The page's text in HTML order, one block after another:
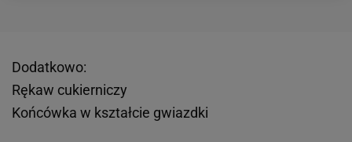
Dodatkowo:
Rękaw cukierniczy
Końcówka w kształcie gwiazdki